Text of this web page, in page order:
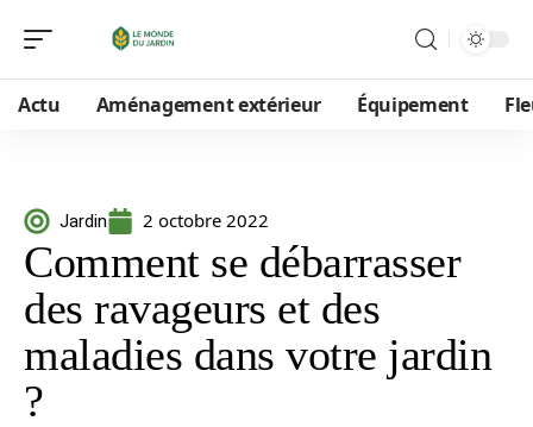
Actu Aménagement extérieur Équipement
Jardin 2 octobre 2022
Comment se débarrasser
des ravageurs et des
maladies dans votre jardin
?